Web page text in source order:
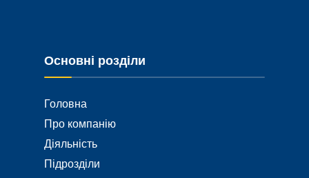
Основні розділи
Головна
Про компанію
Діяльність
Підрозділи